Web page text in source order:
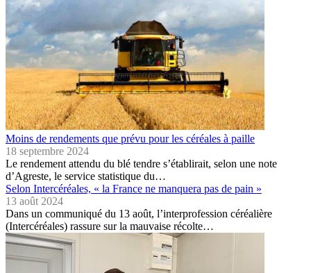
Moins de rendements que prévu pour les céréales à paille
18 septembre 2024
Le rendement attendu du blé tendre s’établirait, selon une note
d’Agreste, le service statistique du…
Selon Intercéréales, « la France ne manquera pas de pain »
13 août 2024
Dans un communiqué du 13 août, l’interprofession céréalière
(Intercéréales) rassure sur la mauvaise récolte…